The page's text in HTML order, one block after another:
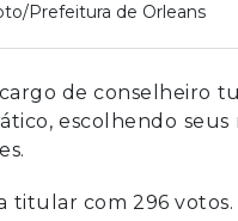
Prefeitura de Orleans
de conselheiro
escolhendo
com 296